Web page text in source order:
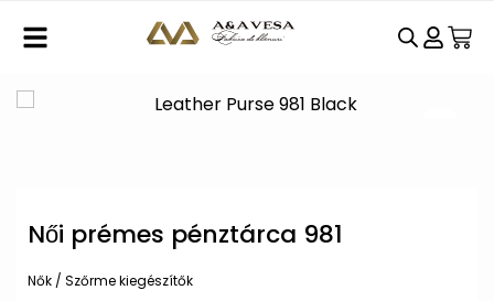
Női prémes pénztárca 981
Nők / Szőrme kiegészítők